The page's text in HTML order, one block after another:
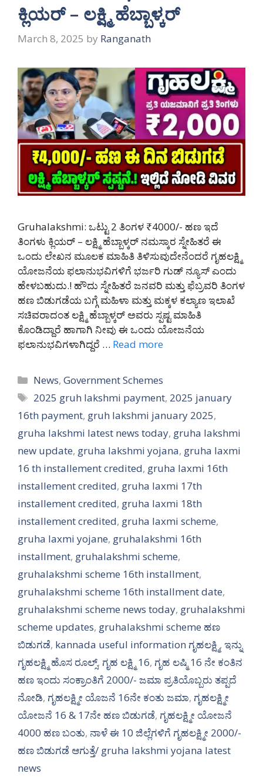
ಕ್ಲಿಯರ್ – ಲಕ್ಷ್ಮಿ ಹೆಬ್ಬಾಳ್ಕರ್
March 8, 2025 by Ranganath
Gruhalakshmi: ಒಟ್ಟು 2 ತಿಂಗಳ ₹4000/- ಹಣ ಇದೆ
ತಿಂಗಳು ಕ್ಲಿಯರ್ – ಲಕ್ಷ್ಮಿ ಹೆಬ್ಬಾಳ್ಕರ್ ನಮಸ್ಕಾರ ಸ್ನೇಹಿತರೆ ಈ
ಒಂದು ಲೇಖನ ಮೂಲಕ ಮಾಹಿತಿ ತಿಳಿಸುವುದೇನೆಂದರೆ ಗೃಹಲಕ್ಷ್ಮಿ
ಯೋಜನೆಯ ಫಲಾನುಭವಿಗಳಿಗೆ ಭರ್ಜರಿ ಗುಡ್ ನ್ಯೂಸ್ ಎಂದು
ಹೇಳಬಹುದು.! ಹೌದು ಸ್ನೇಹಿತರೆ ಜನವರಿ ಮತ್ತು ಫೆಬ್ರವರಿ ತಿಂಗಳ
ಹಣ ಬಿಡುಗಡೆಯ ಬಗ್ಗೆ ಮಹಿಳಾ ಮತ್ತು ಮಕ್ಕಳ ಕಲ್ಯಾಣ ಇಲಾಖೆ
ಸಚಿವರಾದಂತ ಲಕ್ಷ್ಮಿ ಹೆಬ್ಬಾಳ್ಕರ್ ಅವರು ಸ್ಪಷ್ಟ ಮಾಹಿತಿ
ಕೊಂಡಿದ್ದಾರೆ ಹಾಗಾಗಿ ನೀವು ಈ ಒಂದು ಯೋಜನೆಯ
ಫಲಾನುಭವಿಗಳಾಗಿದ್ದರೆ … Read more
Categories
News,Government Schemes
Tags
2025 gruh lakshmi payment, 2025 january
16th payment, gruh lakshmi january 2025,
gruha lakshmi latest news today, gruha lakshmi
new update, gruha lakshmi yojana, gruha laxmi
16 th installement credited, gruha laxmi 16th
installement credited, gruha laxmi 17th
installement credited, gruha laxmi 18th
installement credited, gruha laxmi scheme,
gruha laxmi yojane, gruhalakshmi 16th
installment, gruhalakshmi scheme,
gruhalakshmi scheme 16th installment,
gruhalakshmi scheme 16th installment date,
gruhalakshmi scheme news today, gruhalakshmi
scheme updates, gruhalakshmi scheme ಹಣ
ಬಿಡುಗಡೆ, kannada useful information ಗೃಹಲಕ್ಷ್ಮಿ, ಇನ್ನು
ಗೃಹಲಕ್ಷ್ಮಿ ಹೊಸ ರೂಲ್ಸ್, ಗೃಹ ಲಕ್ಷ್ಮಿ 16, ಗೃಹ ಲಷ್ಮಿ 16 ನೇ ಕಂತಿನ
ಹಣ ಇಂದು ಸಂಕ್ರಾಂತಿಗೆ 2000/- ಜಮಾ ಪ್ರತಿಯೊಬ್ಬರು ತಪ್ಪದೆ
ನೋಡಿ, ಗೃಹಲಕ್ಷ್ಮೀ ಯೊಜನೆ 16ನೇ ಕಂತು ಜಮಾ, ಗೃಹಲಕ್ಷ್ಮೀ
ಯೋಜನೆ 16 & 17ನೇ ಹಣ ಬಿಡುಗಡೆ, ಗೃಹಲಕ್ಷ್ಮೀ ಯೋಜನೆ
4000 ಹಣ ಬಂತು, ನಾಳೆ ಈ 10 ಜಿಲ್ಲೆಗಳಿಗೆ ಗೃಹಲಕ್ಷ್ಮೀ 2000/-
ಹಣ ಬಿಡುಗಡೆ ಆಗುತ್ತೆ/ gruha lakshmi yojana latest
news